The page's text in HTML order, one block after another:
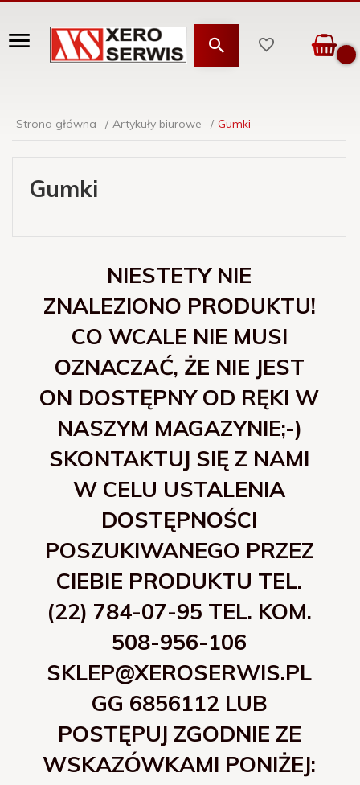
Strona główna Artykuły biurowe Gumki
Gumki
NIESTETY NIE
ZNALEZIONO PRODUKTU!
CO WCALE NIE MUSI
OZNACZAĆ, ŻE NIE JEST
ON DOSTĘPNY OD RĘKI W
NASZYM MAGAZYNIE;-)
SKONTAKTUJ SIĘ Z NAMI
W CELU USTALENIA
DOSTĘPNOŚCI
POSZUKIWANEGO PRZEZ
CIEBIE PRODUKTU TEL.
(22) 784-07-95 TEL. KOM.
508-956-106
SKLEP@XEROSERWIS.PL
GG 6856112 LUB
POSTĘPUJ ZGODNIE ZE
WSKAZÓWKAMI PONIŻEJ: